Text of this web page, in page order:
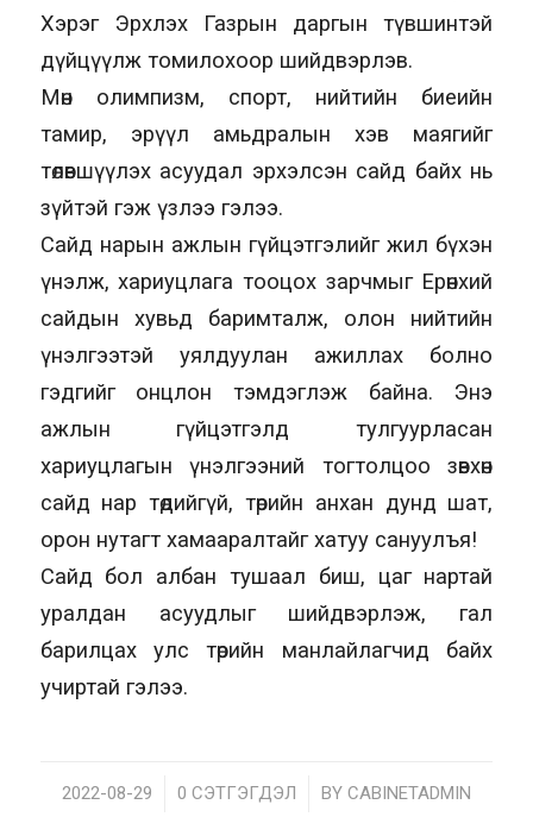
Хэрэг Эрхлэх Газрын даргын түвшинтэй
дүйцүүлж томилохоор шийдвэрлэв.
Мөн олимпизм, спорт, нийтийн биеийн
тамир, эрүүл амьдралын хэв маягийг
төлөвшүүлэх асуудал эрхэлсэн сайд байх нь
зүйтэй гэж үзлээ гэлээ.
Сайд нарын ажлын гүйцэтгэлийг жил бүхэн
үнэлж, хариуцлага тооцох зарчмыг Ерөнхий
сайдын хувьд баримталж, олон нийтийн
үнэлгээтэй уялдуулан ажиллах болно
гэдгийг онцлон тэмдэглэж байна. Энэ
ажлын гүйцэтгэлд тулгуурласан
хариуцлагын үнэлгээний тогтолцоо зөвхөн
сайд нар төдийгүй, төрийн анхан дунд шат,
орон нутагт хамааралтайг хатуу сануулъя!
Сайд бол албан тушаал биш, цаг нартай
уралдан асуудлыг шийдвэрлэж, гал
барилцах улс төрийн манлайлагчид байх
учиртай гэлээ.
2022-08-29
/ 0 СЭТГЭГДЭЛ
/ BY CABINETADMIN